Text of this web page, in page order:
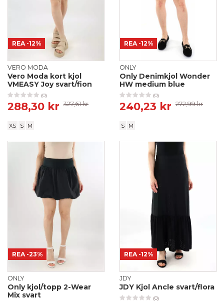
REA -12%
VERO MODA
Vero Moda kort kjol
VMEASY Joy svart/fion
(0)
288,30 kr 327,61 kr
XS S M
REA -12%
ONLY
Only Denimkjol Wonder
HW medium blue
(0)
240,23 kr 272,99 kr
S M
REA -23%
ONLY
Only kjol/topp 2-Wear
Mix svart
REA -12%
JDY
JDY Kjol Ancle svart/flora
(0)